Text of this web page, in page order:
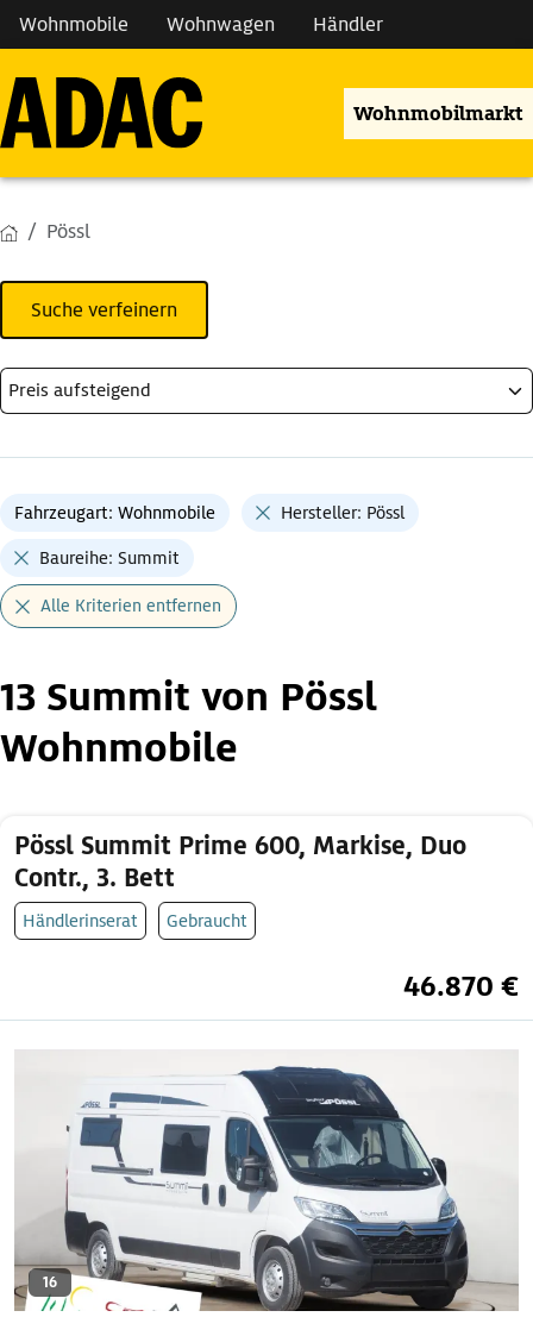
Wohnmobile Wohnwagen Händler
Wohnmobilmarkt
Pössl
Suche verfeinern
Fahrzeugart: Wohnmobile Hersteller: Pössl
Baureihe: Summit
Alle Kriterien entfernen
13 Summit von Pössl
Wohnmobile
Pössl Summit Prime 600, Markise, Duo
Contr., 3. Bett
Händlerinserat Gebraucht
46.870 €
16